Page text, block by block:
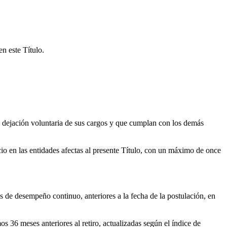
este Título.
voluntaria de sus cargos y que cumplan con los demás
las entidades afectas al presente Título, con un máximo de once
desempeño continuo, anteriores a la fecha de la postulación, en
meses anteriores al retiro, actualizadas según el índice de